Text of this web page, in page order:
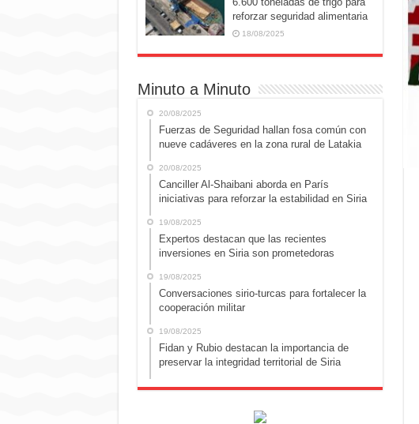
reforzar seguridad alimentaria
18/08/2025
Minuto a Minuto
20/08/2025
Fuerzas de Seguridad hallan fosa común con
nueve cadáveres en la zona rural de Latakia
20/08/2025
Canciller Al-Shaibani aborda en París
iniciativas para reforzar la estabilidad en Siria
19/08/2025
Expertos destacan que las recientes
inversiones en Siria son prometedoras
19/08/2025
Conversaciones sirio-turcas para fortalecer la
cooperación militar
19/08/2025
Fidan y Rubio destacan la importancia de
preservar la integridad territorial de Siria